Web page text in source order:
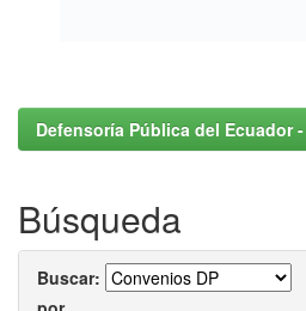
Defensoría Pública del Ecuador
Búsqueda
Buscar: